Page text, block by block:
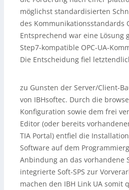
möglichst standardisierten
des Kommunikationsstandards
Entsprechend war eine Lösung
Step7-kompatible OPC-UA-
Die Entscheidung fiel
zu Gunsten der Server/Client-
von IBHsoftec. Durch die
Konfiguration sowie dem frei
Editor (oder bereits
TIA Portal) entfiel die
Software auf dem
Anbindung an das vorhandene
integrierte Soft-SPS zur
machen den IBH Link UA somit